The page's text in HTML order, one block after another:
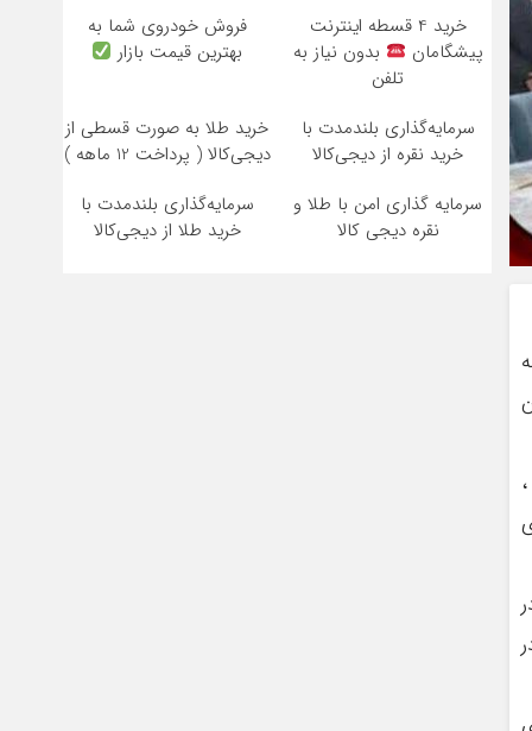
خرید 4 قسطه اینترنت
پیشگامان
بدون نیاز به
تلفن
فروش خودروی شما به
بهترین قیمت بازار
سرمایه‌گذاری بلندمدت با
خرید نقره از دیجی‌کالا
خرید طلا به صورت قسطی از
دیجی‌کالا ( پرداخت 12 ماهه )
سرمایه گذاری امن با طلا و
نقره دیجی کالا
سرمایه‌گذاری بلندمدت با
خرید طلا از دیجی‌کالا